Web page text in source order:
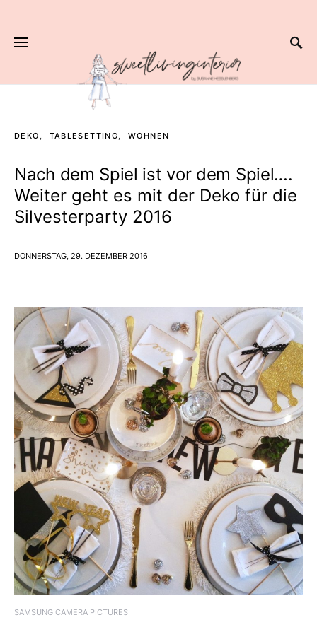
SAMSUNG CAMERA PICTURES
DEKO TABLESETTING WOHNEN
Nach dem Spiel ist vor dem Spiel….
Weiter geht es mit der Deko für die
Silvesterparty 2016
DONNERSTAG, 29. DEZEMBER 2016